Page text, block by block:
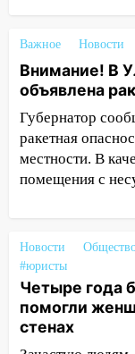
животными
12:28
провернул
проездными
12:10
120 тысяч
опасность»
области
11:30
2027 года
бензина
Важное Новости
Внимание! В
объявлена
Губернатор
ракетная
местности. В
помещения с
Новости
#юристы
Четыре года
помогли
стенах